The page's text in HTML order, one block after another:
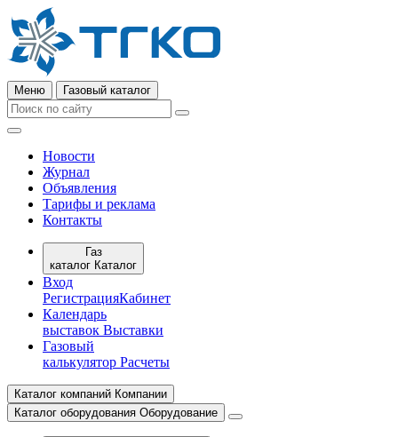
Меню Газовый каталог
Новости
Журнал
Объявления
Тарифы и реклама
Контакты
Газ
каталог Каталог
Вход
РегистрацияКабинет
Календарь
выставок Выставки
Газовый
калькулятор Расчеты
Каталог компаний Компании
Каталог оборудования Оборудование